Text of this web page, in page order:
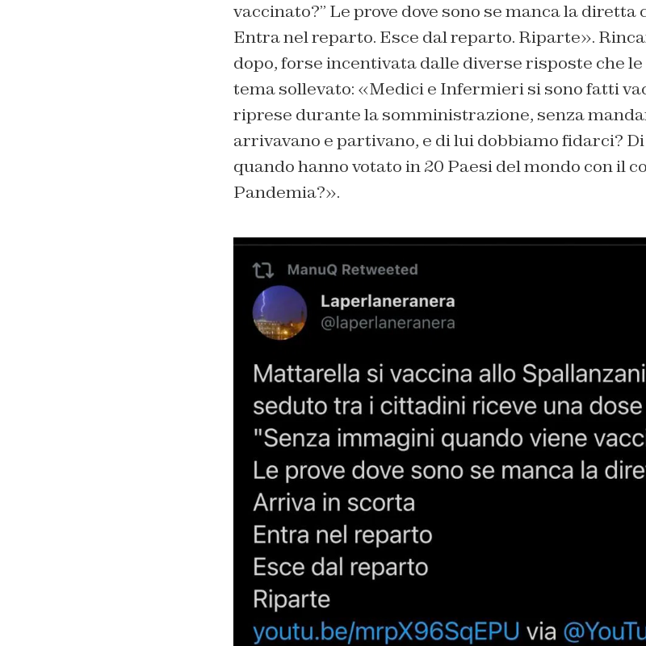
vaccinato?” Le prove dove sono se manca la
Entra nel reparto. Esce dal reparto. Riparte».
dopo, forse incentivata dalle diverse risposte che
tema sollevato: «Medici e Infermieri si sono fatti
riprese durante la somministrazione, senza
arrivavano e partivano, e di lui dobbiamo fidarci? Di
quando hanno votato in 20 Paesi del mondo con il
Pandemia?».